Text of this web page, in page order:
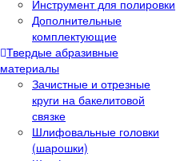
Инструмент для полировки
Дополнительные
комплектующие
Твердые абразивные
материалы
Зачистные и отрезные
круги на бакелитовой
связке
Шлифовальные головки
(шарошки)